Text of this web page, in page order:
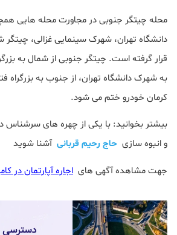
محله چیتگر جنوبی در مجاورت محله هایی
دانشگاه تهران، شهرک سینمایی غزالی،
قرار گرفته است. چیتگر جنوبی از شمال به
به شهرک دانشگاه تهران، از جنوب به بزرگراه
کرمان خودرو ختم می شود.
بیشتر بخوانید: با یکی از چهره های
و انبوه سازی حاج رحیم قربانی آشنا شوید
جهت مشاهده آگهی های اجاره آپارتمان در